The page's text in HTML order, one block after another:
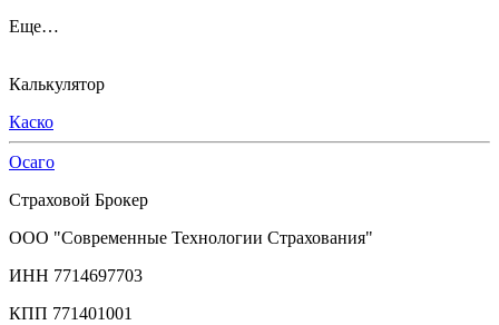
Еще…
Калькулятор
Каско
Осаго
Страховой Брокер
ООО "Современные Технологии Страхования"
ИНН 7714697703
КПП 771401001